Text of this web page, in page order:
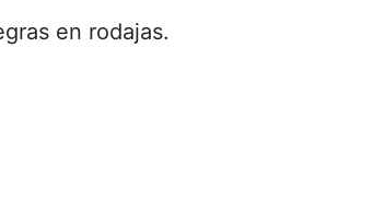
en rodajas.